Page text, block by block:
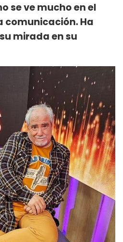
se ve mucho en el
comunicación. Ha
mirada en su